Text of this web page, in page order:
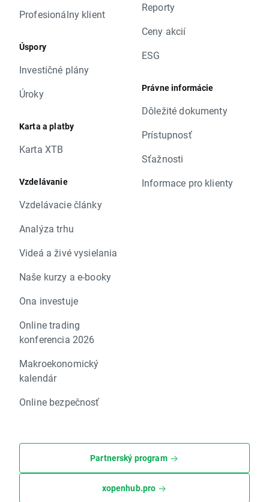
Profesionálny klient
Úspory
Investičné plány
Úroky
Karta a platby
Karta XTB
Vzdelávanie
Vzdelávacie články
Analýza trhu
Videá a živé vysielania
Naše kurzy a e-booky
Ona investuje
Online trading
konferencia 2026
Makroekonomický
kalendár
Online bezpečnosť
Reporty
Ceny akcií
ESG
Právne informácie
Dôležité dokumenty
Prístupnosť
Sťažnosti
Informace pro klienty
Partnerský program
xopenhub.pro